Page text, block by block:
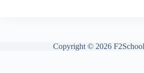
Copyright © 2026